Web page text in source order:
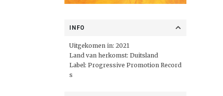
INFO
Uitgekomen in: 2021
Land van herkomst: Duitsland
Label: Progressive Promotion Record
s